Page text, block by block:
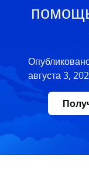
августа 3,